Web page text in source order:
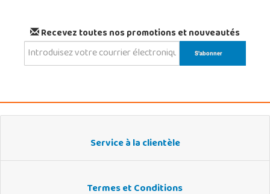
Recevez toutes nos promotions et nouveautés
Service à la clientèle
Termes et Conditions